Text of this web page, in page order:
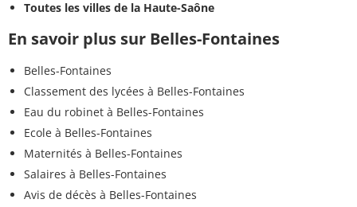
Toutes les villes de la Haute-Saône
En savoir plus sur Belles-Fontaines
Belles-Fontaines
Classement des lycées à Belles-Fontaines
Eau du robinet à Belles-Fontaines
Ecole à Belles-Fontaines
Maternités à Belles-Fontaines
Salaires à Belles-Fontaines
Avis de décès à Belles-Fontaines